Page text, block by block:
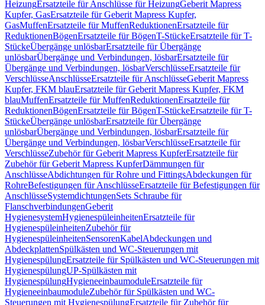
HeizungErsatzteile für Anschlüsse für HeizungGeberit Mapress
Kupfer, GasErsatzteile für Geberit Mapress Kupfer,
GasMuffenErsatzteile für MuffenReduktionenErsatzteile für
ReduktionenBögenErsatzteile für BögenT-StückeErsatzteile für T-
StückeÜbergänge unlösbarErsatzteile für Übergänge
unlösbarÜbergänge und Verbindungen, lösbarErsatzteile für
Übergänge und Verbindungen, lösbarVerschlüsseErsatzteile für
VerschlüsseAnschlüsseErsatzteile für AnschlüsseGeberit Mapress
Kupfer, FKM blauErsatzteile für Geberit Mapress Kupfer, FKM
blauMuffenErsatzteile für MuffenReduktionenErsatzteile für
ReduktionenBögenErsatzteile für BögenT-StückeErsatzteile für T-
StückeÜbergänge unlösbarErsatzteile für Übergänge
unlösbarÜbergänge und Verbindungen, lösbarErsatzteile für
Übergänge und Verbindungen, lösbarVerschlüsseErsatzteile für
VerschlüsseZubehör für Geberit Mapress KupferErsatzteile für
Zubehör für Geberit Mapress KupferDämmungen für
AnschlüsseAbdichtungen für Rohre und FittingsAbdeckungen für
RohreBefestigungen für AnschlüsseErsatzteile für Befestigungen für
AnschlüsseSystemdichtungenSets Schraube für
FlanschverbindungenGeberit
HygienesystemHygienespüleinheitenErsatzteile für
HygienespüleinheitenZubehör für
HygienespüleinheitenSensorenKabelAbdeckungen und
AbdeckplattenSpülkästen und WC-Steuerungen mit
HygienespülungErsatzteile für Spülkästen und WC-Steuerungen mit
HygienespülungUP-Spülkästen mit
HygienespülungHygieneeinbaumoduleErsatzteile für
HygieneeinbaumoduleZubehör für Spülkästen und WC-
Steuerungen mit HygienespülungErsatzteile für Zubehör für